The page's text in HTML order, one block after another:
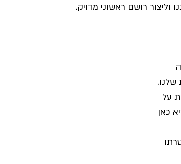
וליצור רושם ראשוני מדויק.
על
כאן